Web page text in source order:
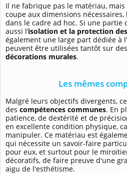
Il ne fabrique pas le matériau,
coupe aux dimensions
dans le cadre ad hoc. Si une partie
aussi l’isolation et la protection
également une large part dédiée à
peuvent être utilisées tantôt sur
décorations murales.
Les mêmes
Malgré leurs objectifs divergents,
des compétences communes. En
patience, de dextérité et de
en excellente condition physique,
manipuler. Ce matériau est
qui nécessite un savoir-faire
pour eux, et surtout pour le
décoratifs, de faire preuve d'une
aigu de l'esthétisme.